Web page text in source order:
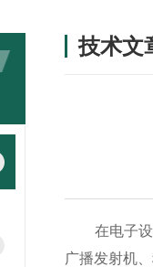
技术文
在电子设备
广播发射机